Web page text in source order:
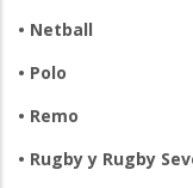
• Netball
• Polo
• Remo
• Rugby y Rugby